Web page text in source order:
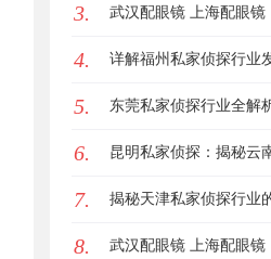
现状
3. 武汉配眼镜 上海配眼镜
4. 详解福州私家侦探行业
方位指南
5. 东莞私家侦探行业全解
律边界详解
6. 昆明私家侦探：揭秘云
查力量
7. 揭秘天津私家侦探行业
优势
8. 武汉配眼镜 上海配眼镜